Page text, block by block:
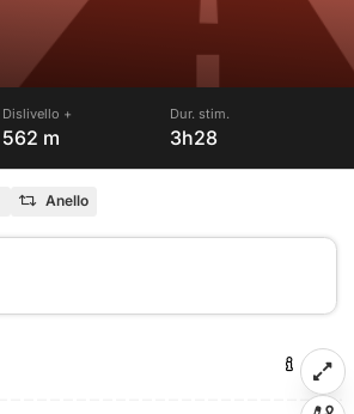
Dislivello +
562 m
Dur. stim.
3h28
Anello